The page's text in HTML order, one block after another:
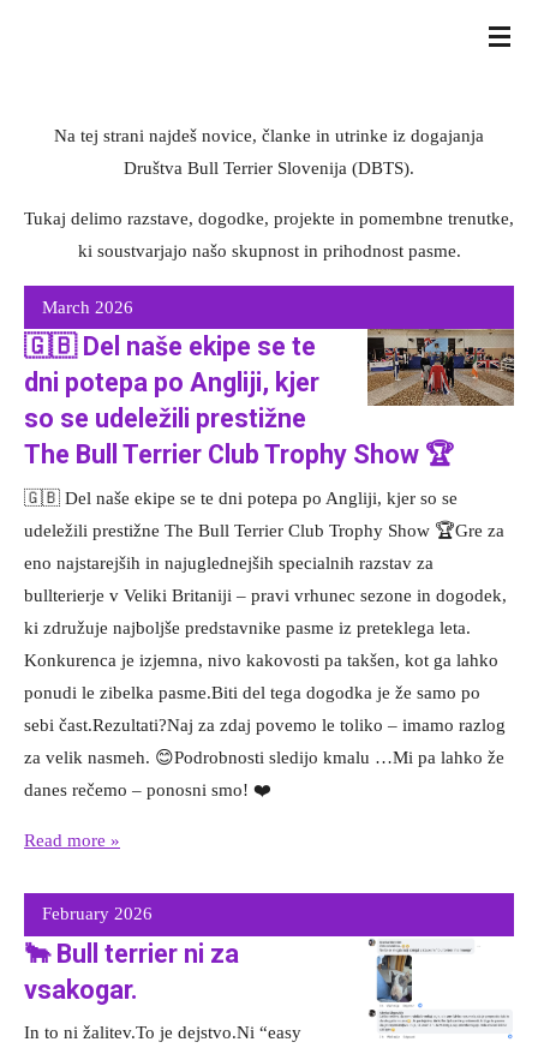
Na tej strani najdeš novice, članke in utrinke iz dogajanja
Društva Bull Terrier Slovenija (DBTS).
Tukaj delimo razstave, dogodke, projekte in pomembne trenutke,
ki soustvarjajo našo skupnost in prihodnost pasme.
March 2026
🇬🇧 Del naše ekipe se te
dni potepa po Angliji, kjer
so se udeležili prestižne
The Bull Terrier Club Trophy Show 🏆
🇬🇧 Del naše ekipe se te dni potepa po Angliji, kjer so se
udeležili prestižne The Bull Terrier Club Trophy Show 🏆Gre za
eno najstarejših in najuglednejših specialnih razstav za
bullterierje v Veliki Britaniji – pravi vrhunec sezone in dogodek,
ki združuje najboljše predstavnike pasme iz preteklega leta.
Konkurenca je izjemna, nivo kakovosti pa takšen, kot ga lahko
ponudi le zibelka pasme.Biti del tega dogodka je že samo po
sebi čast.Rezultati?Naj za zdaj povemo le toliko – imamo razlog
za velik nasmeh. 😊Podrobnosti sledijo kmalu …Mi pa lahko že
danes rečemo – ponosni smo! ❤️
Read more »
February 2026
🐂 Bull terrier ni za
vsakogar.
In to ni žalitev.To je dejstvo.Ni “easy